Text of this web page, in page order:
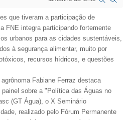
que tiveram a participação de
FNE integra participando fortemente
urbanos para as cidades sustentáveis,
à segurança alimentar, muito por
recursos hídricos, e questões
Fabiane Ferraz destaca
sobre a "Política das Águas no
(GT Água), o X Seminário
realizado pelo Fórum Permanente